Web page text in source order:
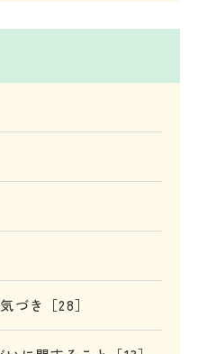
づき［28］